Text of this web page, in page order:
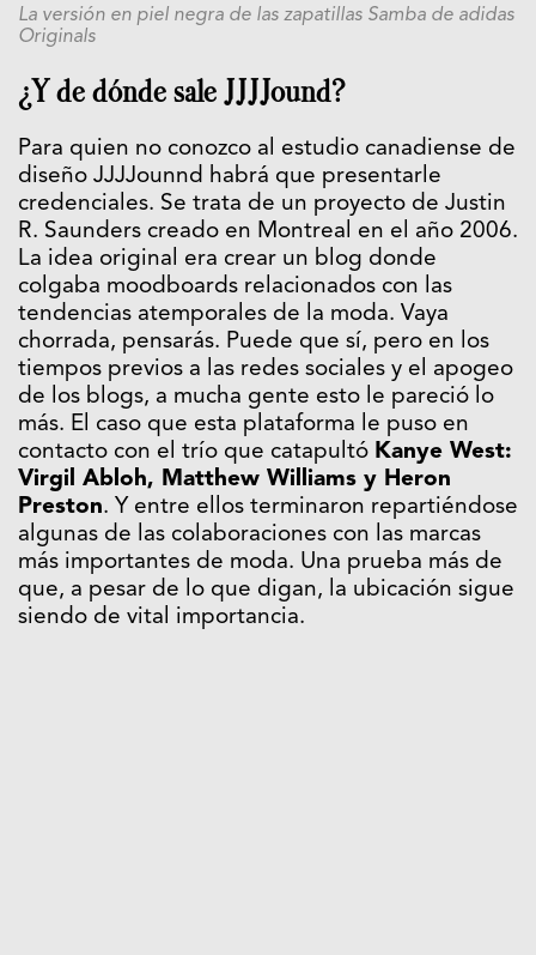
La versión en piel negra de las zapatillas Samba de adidas
Originals
¿Y de dónde sale JJJJound?
Para quien no conozco al estudio canadiense de
diseño JJJJounnd habrá que presentarle
credenciales. Se trata de un proyecto de Justin
R. Saunders creado en Montreal en el año 2006.
La idea original era crear un blog donde
colgaba moodboards relacionados con las
tendencias atemporales de la moda. Vaya
chorrada, pensarás. Puede que sí, pero en los
tiempos previos a las redes sociales y el apogeo
de los blogs, a mucha gente esto le pareció lo
más. El caso que esta plataforma le puso en
contacto con el trío que catapultó Kanye West:
Virgil Abloh, Matthew Williams y Heron
Preston. Y entre ellos terminaron repartiéndose
algunas de las colaboraciones con las marcas
más importantes de moda. Una prueba más de
que, a pesar de lo que digan, la ubicación sigue
siendo de vital importancia.